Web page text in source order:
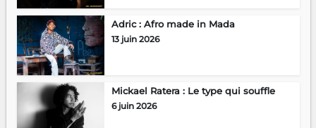
Adric : Afro made in Mada
13 juin 2026
Mickael Ratera : Le type qui souffle
6 juin 2026